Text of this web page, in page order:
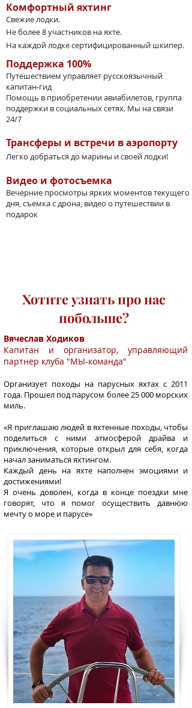
Комфортный яхтинг
Свежие лодки.
Не более 8 участников на яхте.
На каждой лодке сертифицированный шкипер.
Поддержка 100%
Путешествием управляет русскоязычный
капитан-гид
Помощь в приобретении авиабилетов, группа
поддержки в социальных сетях. Мы на связи
24/7
Трансферы и встречи в аэропорту
Легко добраться до марины и своей лодки!
Видео и фотосъемка
Вечерние просмотры ярких моментов текущего
дня, съемка с дрона, видео о путешествии в
подарок
Хотите узнать про нас
побольше?
Вячеслав Ходиков
Капитан и организатор, управляющий
партнер клуба "МЫ-команда"
Организует походы на парусных яхтах с 2011
года. Прошел под парусом более 25 000 морских
миль.
«Я приглашаю людей в яхтенные походы, чтобы
поделиться с ними атмосферой драйва и
приключения, которые открыл для себя, когда
начал заниматься яхтингом.
Каждый день на яхте наполнен эмоциями и
достижениями!
Я очень доволен, когда в конце поездки мне
говорят, что я помог осуществить давнюю
мечту о море и парусе»